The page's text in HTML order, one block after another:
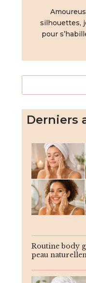
silhouettes,
pour
Derniers
Routine body
peau